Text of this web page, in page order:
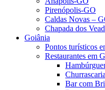
Pirenópolis-GO
Caldas Novas –
Chapada dos
Goiânia
Pontos turísticos
Restaurantes em
Bar com